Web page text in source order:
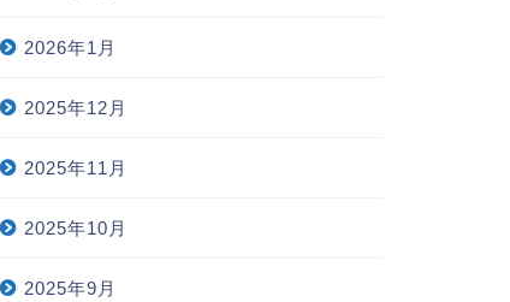
2026年1月
2025年12月
2025年11月
2025年10月
2025年9月